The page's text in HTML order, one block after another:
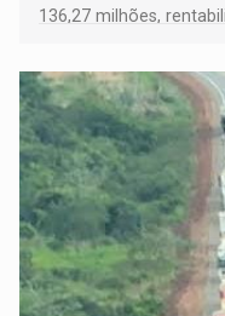
136,27 milhões,